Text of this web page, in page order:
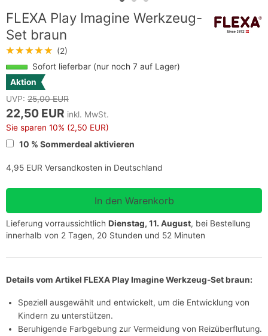
FLEXA Play Imagine Werkzeug-
Set braun
★★★★★ (2)
Sofort lieferbar (nur noch 7 auf Lager)
Aktion
UVP: 25,00 EUR
22,50 EUR inkl. MwSt.
Sie sparen 10% (2,50 EUR)
10 % Sommerdeal aktivieren
4,95 EUR Versandkosten in Deutschland
Lieferung vorraussichtlich Dienstag, 11. August, bei Bestellung
innerhalb von 2 Tagen, 20 Stunden und 52 Minuten
Details vom Artikel FLEXA Play Imagine Werkzeug-Set braun:
Speziell ausgewählt und entwickelt, um die Entwicklung von
Kindern zu unterstützen.
Beruhigende Farbgebung zur Vermeidung von Reizüberflutung.